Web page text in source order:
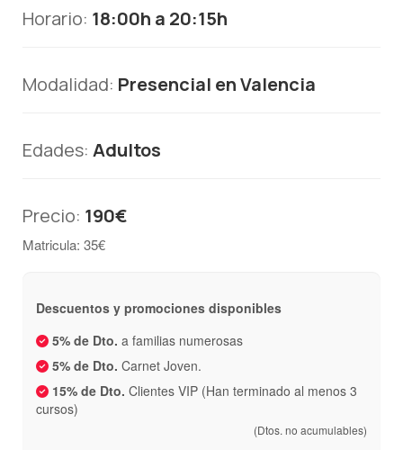
Horario: 18:00h a 20:15h
Modalidad: Presencial en Valencia
Edades: Adultos
Precio: 190€
Matricula: 35€
Descuentos y promociones disponibles
5% de Dto. a familias numerosas
5% de Dto. Carnet Joven.
15% de Dto. Clientes VIP (Han terminado al menos 3
cursos)
(Dtos. no acumulables)